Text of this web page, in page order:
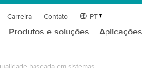
Carreira Contato PT
Produtos e soluções Aplicações
baseada em sistemas